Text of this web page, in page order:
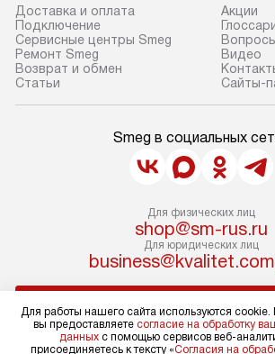
Доставка и оплата
Подключение
Сервисные центры Smeg
Ремонт Smeg
Возврат и обмен
Статьи
Акции
Видео
Сайты-
Smeg в социальных
Для физических лиц
shop@sm-rus.ru
Для юридических лиц
Политика
Для работы нашего сайта используются cookie.
вы предоставляете согласие на обработку
данных с помощью сервисов веб-
присоединяетесь к тексту «Согласия на